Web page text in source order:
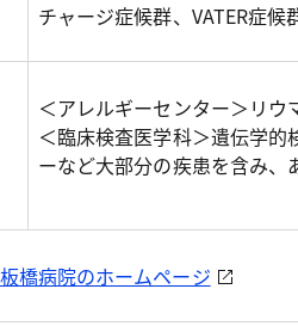
チャージ症候群、VATER症候
＜アレルギーセンター＞リウ
＜臨床検査医学科＞遺伝学
ーなど大部分の疾患を含み
橋病院のホームページ